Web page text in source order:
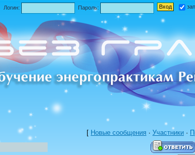
Логин: Пароль:
[ Новые сообщения · Участники ·